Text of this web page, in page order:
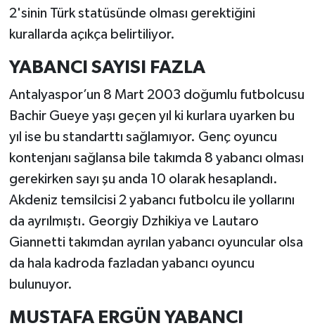
2'sinin Türk statüsünde olması gerektiğini
kurallarda açıkça belirtiliyor.
YABANCI SAYISI FAZLA
Antalyaspor’un 8 Mart 2003 doğumlu futbolcusu
Bachir Gueye yaşı geçen yıl ki kurlara uyarken bu
yıl ise bu standarttı sağlamıyor. Genç oyuncu
kontenjanı sağlansa bile takımda 8 yabancı olması
gerekirken sayı şu anda 10 olarak hesaplandı.
Akdeniz temsilcisi 2 yabancı futbolcu ile yollarını
da ayrılmıştı. Georgiy Dzhikiya ve Lautaro
Giannetti takımdan ayrılan yabancı oyuncular olsa
da hala kadroda fazladan yabancı oyuncu
bulunuyor.
MUSTAFA ERGÜN YABANCI